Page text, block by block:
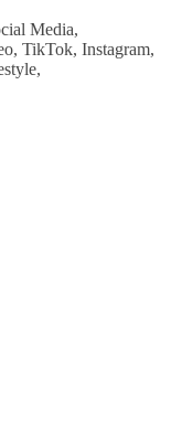
Media,
TikTok, Instagram,